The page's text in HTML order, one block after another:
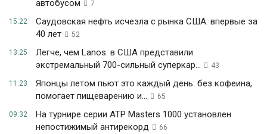
автобусом
7
15:22
Саудовская нефть исчезла с рынка США: впервые за
40 лет
52
13:25
Легче, чем Lanos: в США представили
экстремальный 700-сильный суперкар...
43
11:23
Японцы летом пьют это каждый день: без кофеина,
помогает пищеварению и...
65
09:32
На турнире серии ATP Masters 1000 установлен
непостижимый антирекорд
66